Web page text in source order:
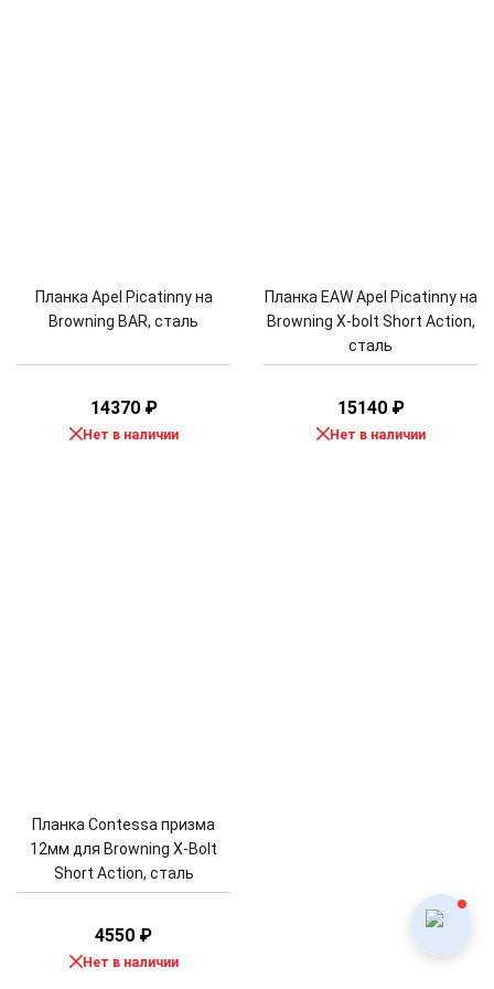
Планка Apel Picatinny на
Browning BAR, сталь
14370 ₽
Нет в наличии
Планка EAW Apel Picatinny на
Browning X-bolt Short Action,
сталь
15140 ₽
Нет в наличии
Планка Contessa призма
12мм для Browning X-Bolt
Short Action, сталь
4550 ₽
Нет в наличии